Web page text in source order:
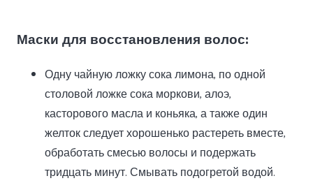
Маски для восстановления волос:
Одну чайную ложку сока лимона, по одной
столовой ложке сока моркови, алоэ,
касторового масла и коньяка, а также один
желток следует хорошенько растереть вместе,
обработать смесью волосы и подержать
тридцать минут. Смывать подогретой водой.